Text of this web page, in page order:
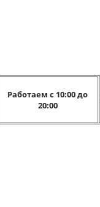
Работаем с 10:00 до
20:00